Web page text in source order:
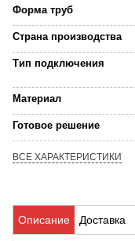
Форма труб
Страна производства
Тип подключения
Материал
Готовое решение
ВСЕ ХАРАКТЕРИСТИКИ
Описание Доставка